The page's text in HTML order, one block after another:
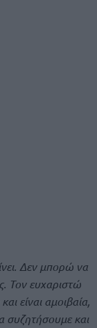
Δεν μπορώ να
Τον ευχαριστώ
είναι αμοιβαία,
συζητήσουμε και